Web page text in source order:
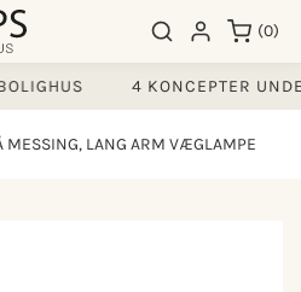
Søgeresultater
Log ind (0)
0
varer
4 KONCEPTER
MESSING, LANG ARM VÆGLAMPE